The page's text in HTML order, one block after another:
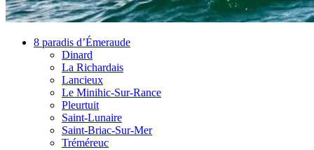
8 paradis d’Émeraude
Dinard
La Richardais
Lancieux
Le Minihic-Sur-Rance
Pleurtuit
Saint-Lunaire
Saint-Briac-Sur-Mer
Tréméreuc